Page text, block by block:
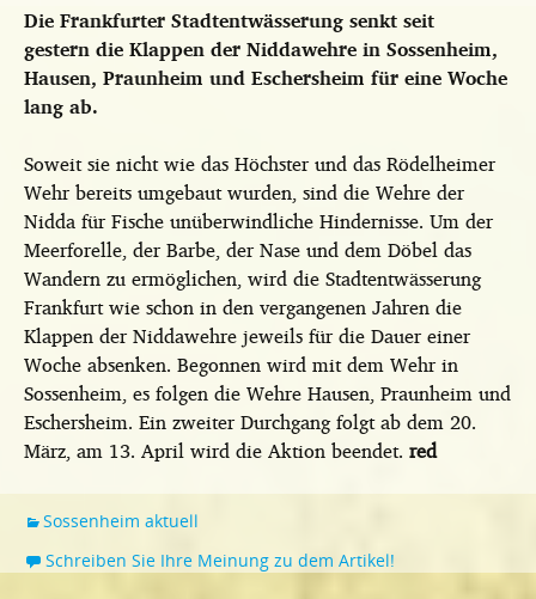
Die Frankfurter Stadtentwässerung senkt seit
gestern die Klappen der Niddawehre in Sossenheim,
Hausen, Praunheim und Eschersheim für eine Woche
lang ab.
Soweit sie nicht wie das Höchster und das Rödelheimer
Wehr bereits umgebaut wurden, sind die Wehre der
Nidda für Fische unüberwindliche Hindernisse. Um der
Meerforelle, der Barbe, der Nase und dem Döbel das
Wandern zu ermöglichen, wird die Stadtentwässerung
Frankfurt wie schon in den vergangenen Jahren die
Klappen der Niddawehre jeweils für die Dauer einer
Woche absenken. Begonnen wird mit dem Wehr in
Sossenheim, es folgen die Wehre Hausen, Praunheim und
Eschersheim. Ein zweiter Durchgang folgt ab dem 20.
März, am 13. April wird die Aktion beendet. red
Sossenheim aktuell
Schreiben Sie Ihre Meinung zu dem Artikel!